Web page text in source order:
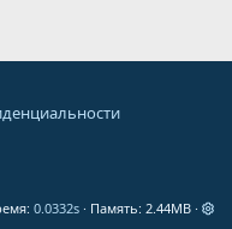
0.0332s Память 2.44MB